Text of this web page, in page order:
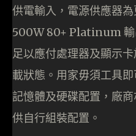
供電輸入，電源供應器
500W 80+ Platinum 輸
足以應付處理器及顯示
載狀態。用家毋須工具
記憶體及硬碟配置，廠
供自行組裝配置。